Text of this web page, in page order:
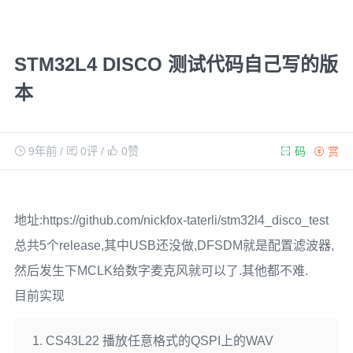
STM32L4 DISCO 测试代码自己写的版
本
9年前/ 0评/ 0赞 赏
码
地址:https://github.com/nickfox-taterli/stm32l4_disco_test
总共5个release,其中USB还没做,DFSDM就是配置滤波器,
然后发生下MCLK给数字麦克风就可以了.其他都不难.
目前实现
CS43L22 播放任意格式的QSPI上的WAV